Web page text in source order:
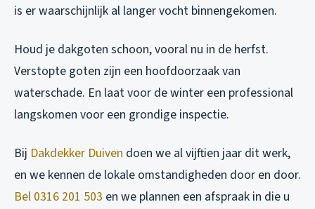
is er waarschijnlijk al langer vocht binnengekomen.
Houd je dakgoten schoon, vooral nu in de herfst.
Verstopte goten zijn een hoofdoorzaak van
waterschade. En laat voor de winter een professional
langskomen voor een grondige inspectie.
Bij Dakdekker Duiven doen we al vijftien jaar dit werk,
en we kennen de lokale omstandigheden door en door.
Bel 0316 201 503 en we plannen een afspraak in die u